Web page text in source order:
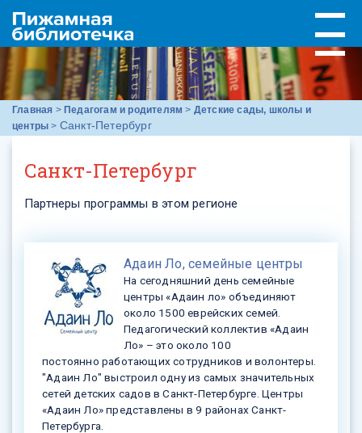
Главная > Педагогам и родителям > Детские сады, школы и
центры > Санкт-Петербург
Санкт-Петербург
Партнеры программы в этом регионе
Адаин Ло, семейные центры
На сегодняшний день семейные
центры «Адаин ло» объединяют
около 1500 еврейских семей.
Педагогический коллектив «Адаин
Ло» – это около 100
постоянно работающих сотрудников и волонтеры.
"Адаин Ло" выстроил одну из самых значительных
сетей детских садов в Санкт-Петербурге. Центры
«Адаин Ло» представлены в 9 районах Санкт-
Петербурга.